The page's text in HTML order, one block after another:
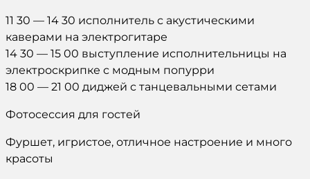
11 30 — 14 30 исполнитель с акустическими
каверами на электрогитаре
14 30 — 15 00 выступление исполнительницы на
электроскрипке с модным попурри
18 00 — 21 00 диджей с танцевальными сетами
Фотосессия для гостей
Фуршет, игристое, отличное настроение и много
красоты